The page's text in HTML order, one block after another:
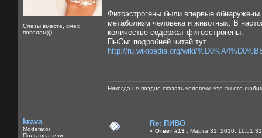
Слёзы вместе, смех
пополам)))
Фитоэстрогены были впервые
метаболизм человека и животных. В
количестве содержат фитоэстрогены.
ПыСы: подробней читай тут
http://ru.wikipedia.org/wiki/
Никогда не поздно сказать человеку, что ты его
krava
Moderator
Пользователи
Re: ПИВО
« Ответ #13 : Марта 31, 2010,